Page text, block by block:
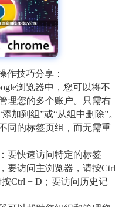
作技巧分享：
浏览器中，您可以将不
理您的多个账户。只需右
加到组”或“从组中删除”。
同的标签页组，而无需重
要快速访问特定的标签
要访问主浏览器，请按Ctrl
Ctrl + D；要访问历史记